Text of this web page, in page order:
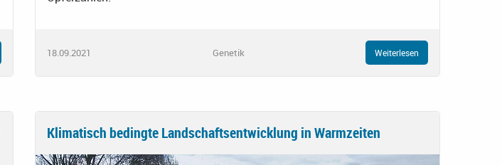
18.09.2021 Genetik Weiterlesen
Klimatisch bedingte Landschaftsentwicklung in Warmzeiten